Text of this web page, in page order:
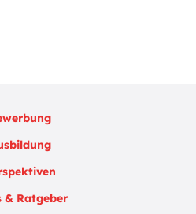
& Ratgeber